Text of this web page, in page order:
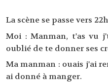
La scène se passe vers
Moi : Manman, t'as vu
oublié de te donner ses
Ma manman : ouais j'ai
ai donné à manger.